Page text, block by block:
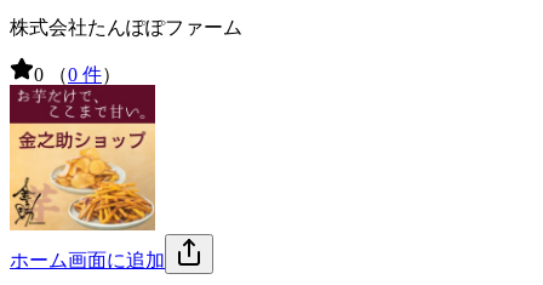
株式会社たんぽぽファーム
0 （0 件）
ホーム画面に追加